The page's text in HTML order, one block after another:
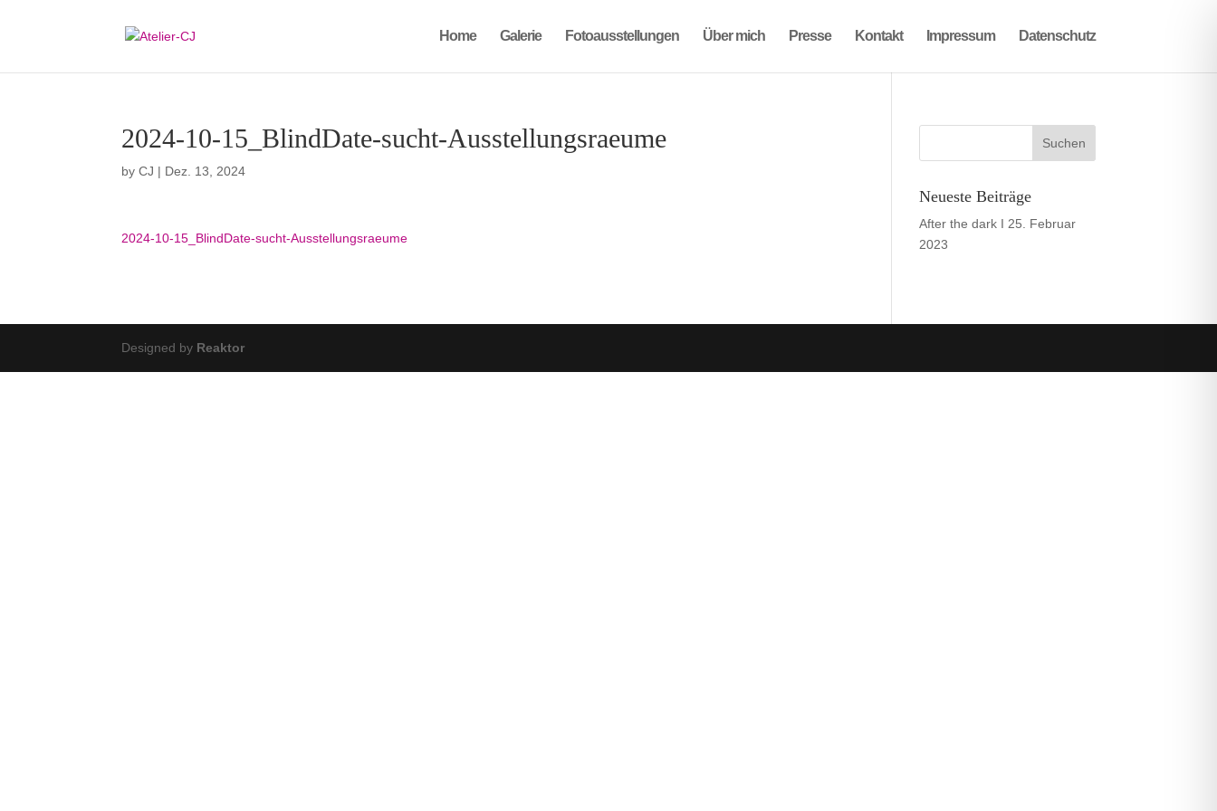
Home Galerie Fotoausstellungen Über mich Presse Kontakt Impressum Datenschutz
2024-10-15_BlindDate-sucht-Ausstellungsraeume
byCJ | Dez. 13, 2024
2024-10-15_BlindDate-sucht-Ausstellungsraeume
Neueste Beiträge
After the dark I 25. Februar
2023
Designed by Reaktor